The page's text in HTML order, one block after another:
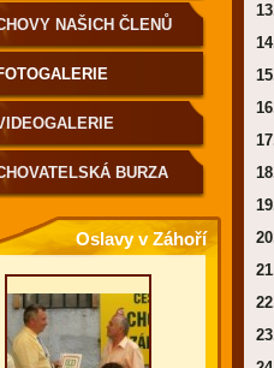
NAŠICH ČLENŮ
BURZA
Oslavy v Záhoří